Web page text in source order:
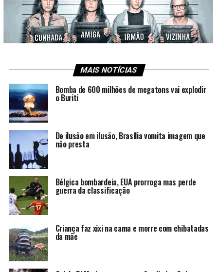
MAIS NOTÍCIAS
Bomba de 600 milhões de megatons vai explodir
o Buriti
De ilusão em ilusão, Brasília vomita imagem que
não presta
Bélgica bombardeia, EUA prorroga mas perde
guerra da classificação
Criança faz xixi na cama e morre com chibatadas
da mãe